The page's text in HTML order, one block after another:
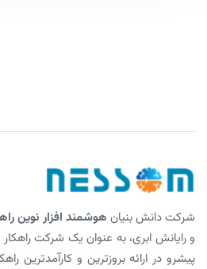
شرکت دانش بنیان هوشمند افزار نوین
پیشرو در ارائه بروزترین و کارآمدترین